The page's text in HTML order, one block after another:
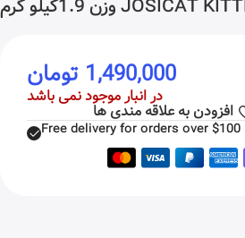
1,490,000 تومان
در انبار موجود نمی باشد
افزودن به علاقه مندی ها
Free delivery for orders over $100